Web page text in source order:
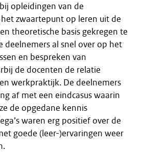
opleidingen van de
het zwaartepunt op leren uit de
theoretische basis gekregen te
deelnemers al snel over op het
en bespreken van
de docenten de relatie
werkpraktijk. De deelnemers
af met een eindcasus waarin
de opgedane kennis
waren erg positief over de
goede (leer-)ervaringen weer